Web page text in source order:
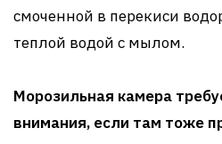
смоченной в перекиси
теплой водой с мылом.
Морозильная камера
внимания, если там тоже